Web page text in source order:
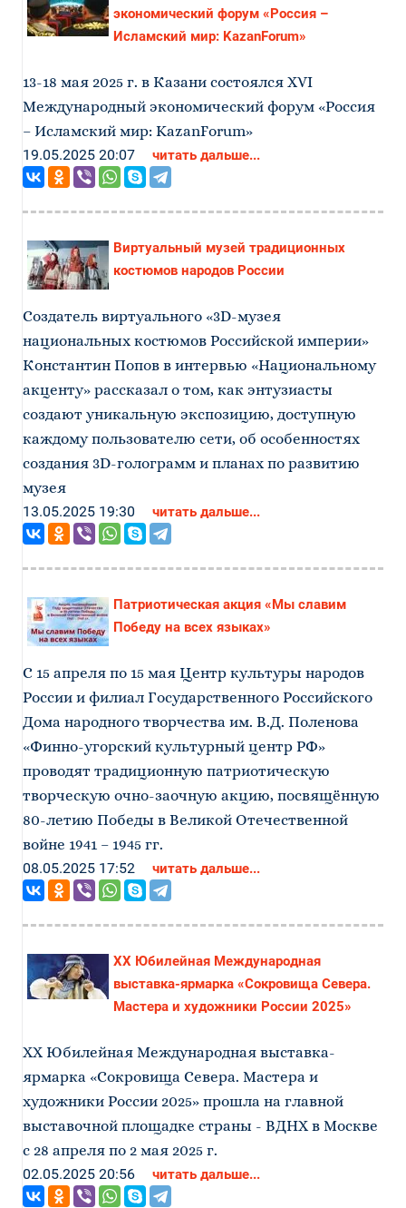
экономический форум «Россия –
Исламский мир: KazanForum»
13-18 мая 2025 г. в Казани состоялся XVI
Международный экономический форум «Россия
– Исламский мир: KazanForum»
19.05.2025 20:07 читать дальше...
Виртуальный музей традиционных
костюмов народов России
Создатель виртуального «3D-музея
национальных костюмов Российской империи»
Константин Попов в интервью «Национальному
акценту» рассказал о том, как энтузиасты
создают уникальную экспозицию, доступную
каждому пользователю сети, об особенностях
создания 3D-голограмм и планах по развитию
музея
13.05.2025 19:30 читать дальше...
Патриотическая акция «Мы славим
Победу на всех языках»
С 15 апреля по 15 мая Центр культуры народов
России и филиал Государственного Российского
Дома народного творчества им. В.Д. Поленова
«Финно-угорский культурный центр РФ»
проводят традиционную патриотическую
творческую очно-заочную акцию, посвящённую
80-летию Победы в Великой Отечественной
войне 1941 – 1945 гг.
08.05.2025 17:52 читать дальше...
XX Юбилейная Международная
выставка-ярмарка «Сокровища Севера.
Мастера и художники России 2025»
XX Юбилейная Международная выставка-
ярмарка «Сокровища Севера. Мастера и
художники России 2025» прошла на главной
выставочной площадке страны - ВДНХ в Москве
с 28 апреля по 2 мая 2025 г.
02.05.2025 20:56 читать дальше...